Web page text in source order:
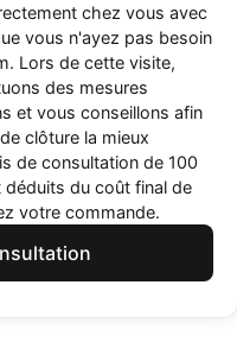
chez vous avec
vous n'ayez pas besoin
Lors de cette visite,
des mesures
et vous conseillons afin
clôture la mieux
de consultation de 100
du coût final de
votre commande.